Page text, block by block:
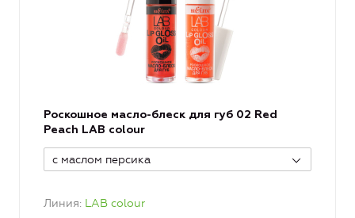
Роскошное масло-блеск для губ 02 Red
Peach LAB colour
с маслом персика
Линия LAB colour